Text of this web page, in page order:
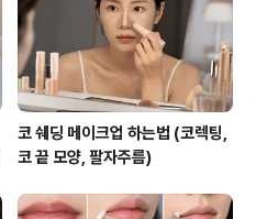
코 쉐딩 메이크업 하는법 (코렉팅,
코 끝 모양, 팔자주름)